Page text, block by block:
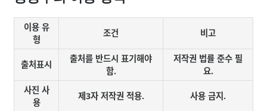
이용 유
형
조건 비고
출처표시
출처를 반드시 표기해야
함.
저작권 법률 준수 필
요.
사진 사
용
제3자 저작권 적용. 사용 금지.